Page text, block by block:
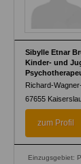
Sibylle Etnar
Kinder- und
Richard-
67655
zum Profil
Einzugsgebiet: